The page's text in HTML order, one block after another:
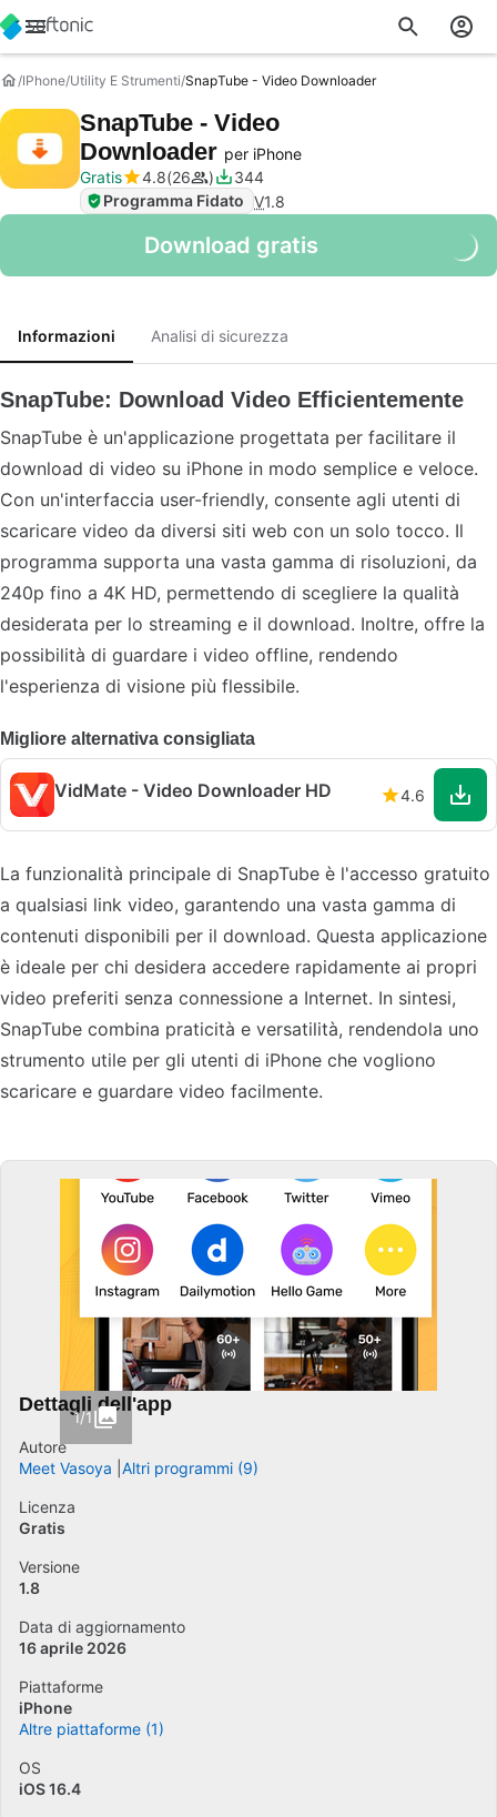
IPhone Utility E Strumenti SnapTube - Video Downloader
SnapTube - Video
Downloader per iPhone
Gratis
4.8 26
344
Programma Fidato V1.8
Download gratis
Informazioni Analisi di sicurezza
SnapTube: Download Video Efficientemente
SnapTube è un'applicazione progettata per facilitare il
download di video su iPhone in modo semplice e veloce.
Con un'interfaccia user-friendly, consente agli utenti di
scaricare video da diversi siti web con un solo tocco. Il
programma supporta una vasta gamma di risoluzioni, da
240p fino a 4K HD, permettendo di scegliere la qualità
desiderata per lo streaming e il download. Inoltre, offre la
possibilità di guardare i video offline, rendendo
l'esperienza di visione più flessibile.
Migliore alternativa consigliata
VidMate - Video Downloader HD 4.6
La funzionalità principale di SnapTube è l'accesso gratuito
a qualsiasi link video, garantendo una vasta gamma di
contenuti disponibili per il download. Questa applicazione
è ideale per chi desidera accedere rapidamente ai propri
video preferiti senza connessione a Internet. In sintesi,
SnapTube combina praticità e versatilità, rendendola uno
strumento utile per gli utenti di iPhone che vogliono
scaricare e guardare video facilmente.
1/1
Dettagli dell'app
Autore
Meet Vasoya Altri programmi (9)
Licenza
Gratis
Versione
1.8
Data di aggiornamento
16 aprile 2026
Piattaforme
iPhone
Altre piattaforme (1)
OS
iOS 16.4